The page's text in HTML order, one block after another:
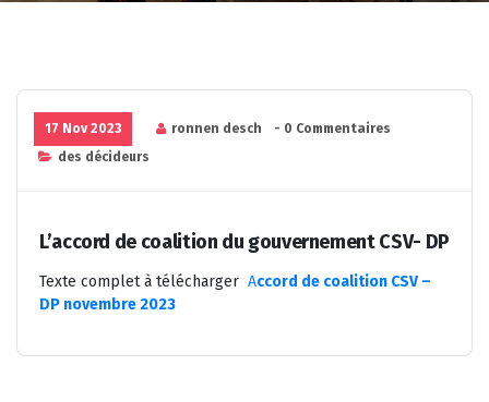
17 Nov 2023 ronnen desch
- 0 Commentaires
des décideurs
L’accord de coalition du gouvernement CSV- DP
Texte complet à télécharger Accord de coalition CSV –
DP novembre 2023